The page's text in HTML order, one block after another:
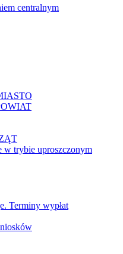
centralnym
w trybie uproszczonym
Terminy wypłat